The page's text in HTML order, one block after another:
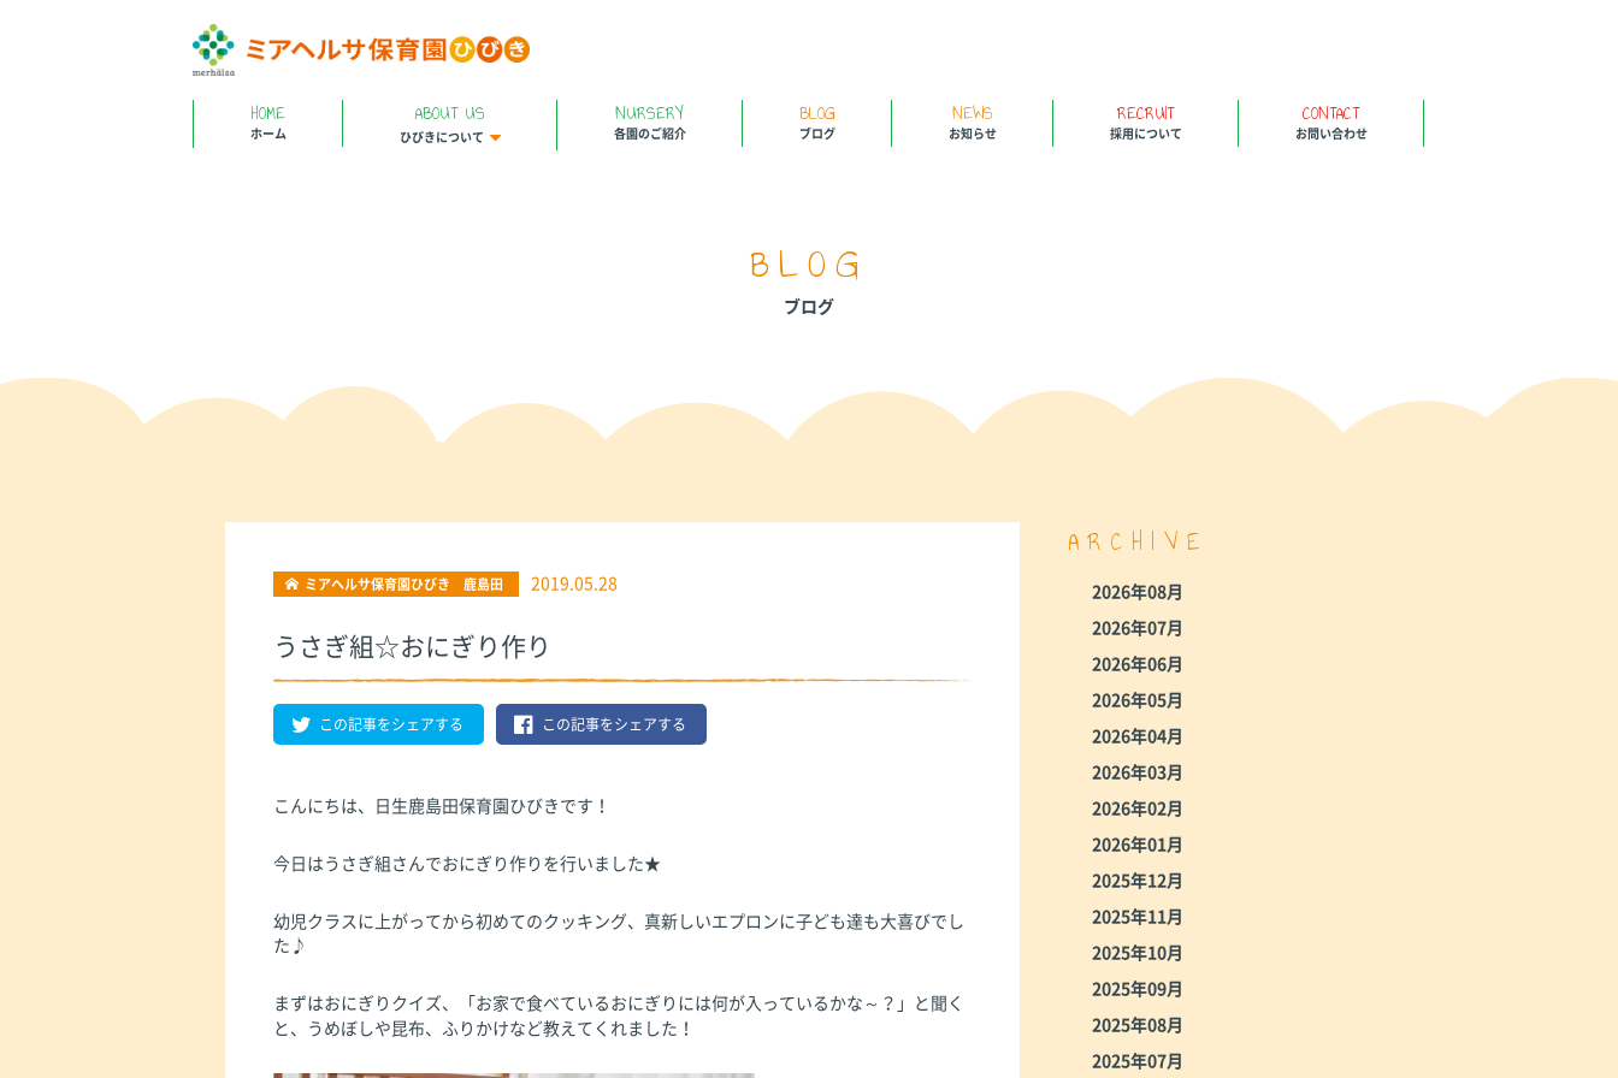
HOME
ホーム
ABOUT US
ひびきについて
NURSERY
各園のご紹介
BLOG
ブログ
NEWS
お知らせ
RECRUIT
採用について
CONTACT
お問い合わせ
BLOG
ブログ
ミアヘルサ保育園ひびき 鹿島田 2019.05.28
うさぎ組☆おにぎり作り
この記事をシェアする この記事をシェアする
こんにちは、日生鹿島田保育園ひびきです！
今日はうさぎ組さんでおにぎり作りを行いました★
幼児クラスに上がってから初めてのクッキング、真新しいエプロンに子ども達も大喜びでし
た♪
まずはおにぎりクイズ、「お家で食べているおにぎりには何が入っているかな～？」と聞く
と、うめぼしや昆布、ふりかけなど教えてくれました！
ARCHIVE
2026年08月
2026年07月
2026年06月
2026年05月
2026年04月
2026年03月
2026年02月
2026年01月
2025年12月
2025年11月
2025年10月
2025年09月
2025年08月
2025年07月